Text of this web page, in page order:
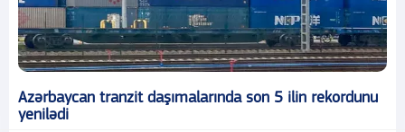
Azərbaycan tranzit daşımalarında son 5 ilin rekordunu
yenilədi